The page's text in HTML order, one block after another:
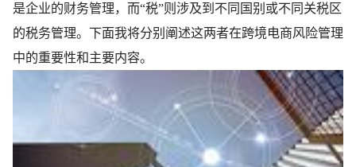
是企业的财务管理，而“税”则涉及到不同国别或不同关税区
的税务管理。下面我将分别阐述这两者在跨境电商风险管理
中的重要性和主要内容。